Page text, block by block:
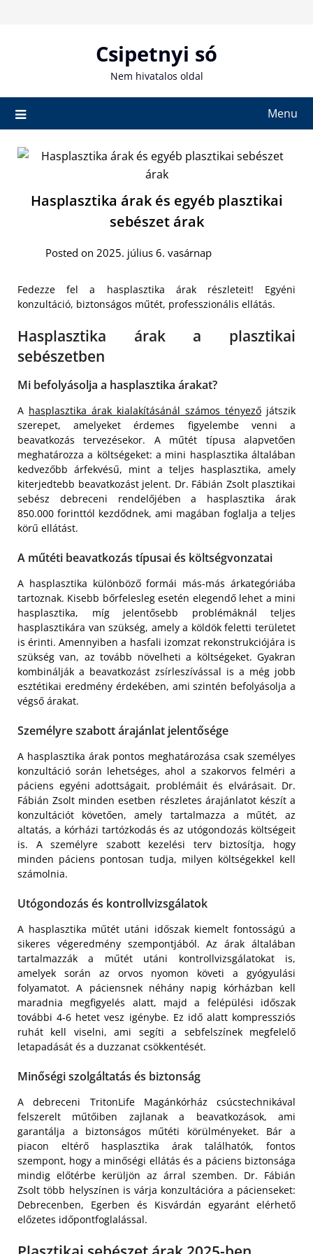
Csipetnyi só
Nem hivatalos oldal
Menu
Hasplasztika árak és egyéb plasztikai
sebészet árak
Posted on 2025. július 6. vasárnap
Fedezze fel a hasplasztika árak részleteit! Egyéni
konzultáció, biztonságos műtét, professzionális ellátás.
Hasplasztika árak a plasztikai
sebészetben
Mi befolyásolja a hasplasztika árakat?
A hasplasztika árak kialakításánál számos tényező játszik
szerepet, amelyeket érdemes figyelembe venni a
beavatkozás tervezésekor. A műtét típusa alapvetően
meghatározza a költségeket: a mini hasplasztika általában
kedvezőbb árfekvésű, mint a teljes hasplasztika, amely
kiterjedtebb beavatkozást jelent. Dr. Fábián Zsolt plasztikai
sebész debreceni rendelőjében a hasplasztika árak
850.000 forinttól kezdődnek, ami magában foglalja a teljes
körű ellátást.
A műtéti beavatkozás típusai és költségvonzatai
A hasplasztika különböző formái más-más árkategóriába
tartoznak. Kisebb bőrfelesleg esetén elegendő lehet a mini
hasplasztika, míg jelentősebb problémáknál teljes
hasplasztikára van szükség, amely a köldök feletti területet
is érinti. Amennyiben a hasfali izomzat rekonstrukciójára is
szükség van, az tovább növelheti a költségeket. Gyakran
kombinálják a beavatkozást zsírleszívással is a még jobb
esztétikai eredmény érdekében, ami szintén befolyásolja a
végső árakat.
Személyre szabott árajánlat jelentősége
A hasplasztika árak pontos meghatározása csak személyes
konzultáció során lehetséges, ahol a szakorvos felméri a
páciens egyéni adottságait, problémáit és elvárásait. Dr.
Fábián Zsolt minden esetben részletes árajánlatot készít a
konzultációt követően, amely tartalmazza a műtét, az
altatás, a kórházi tartózkodás és az utógondozás költségeit
is. A személyre szabott kezelési terv biztosítja, hogy
minden páciens pontosan tudja, milyen költségekkel kell
számolnia.
Utógondozás és kontrollvizsgálatok
A hasplasztika műtét utáni időszak kiemelt fontosságú a
sikeres végeredmény szempontjából. Az árak általában
tartalmazzák a műtét utáni kontrollvizsgálatokat is,
amelyek során az orvos nyomon követi a gyógyulási
folyamatot. A páciensnek néhány napig kórházban kell
maradnia megfigyelés alatt, majd a felépülési időszak
további 4-6 hetet vesz igénybe. Ez idő alatt kompressziós
ruhát kell viselni, ami segíti a sebfelszínek megfelelő
letapadását és a duzzanat csökkentését.
Minőségi szolgáltatás és biztonság
A debreceni TritonLife Magánkórház csúcstechnikával
felszerelt műtőiben zajlanak a beavatkozások, ami
garantálja a biztonságos műtéti körülményeket. Bár a
piacon eltérő hasplasztika árak találhatók, fontos
szempont, hogy a minőségi ellátás és a páciens biztonsága
mindig előtérbe kerüljön az árral szemben. Dr. Fábián
Zsolt több helyszínen is várja konzultációra a pácienseket:
Debrecenben, Egerben és Kisvárdán egyaránt elérhető
előzetes időpontfoglalással.